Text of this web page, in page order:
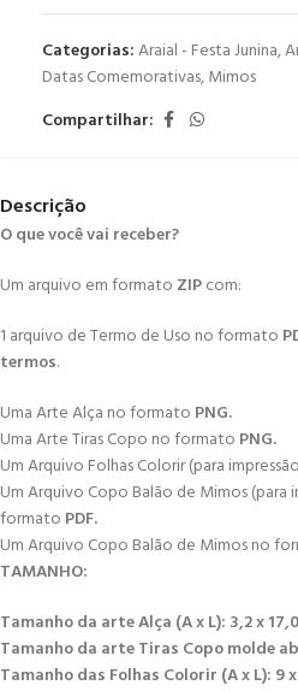
Categorias:Araial - Festa Junina,
Datas Comemorativas,Mimos
Compartilhar:
Descrição
O que você vai receber?
Um arquivo em formato ZIPcom:
1 arquivo de Termo de Uso no formato
termos.
Uma Arte Alça no formato PNG.
Uma Arte Tiras Copo no formato PNG.
Um Arquivo Folhas Colorir (para
Um Arquivo Copo Balão de Mimos (para
formato PDF.
Um Arquivo Copo Balão de Mimos no
TAMANHO:
Tamanho da arte Alça (A x L): 3,2 x
Tamanho da arte Tiras Copo molde
Tamanho das Folhas Colorir (A x L): 9